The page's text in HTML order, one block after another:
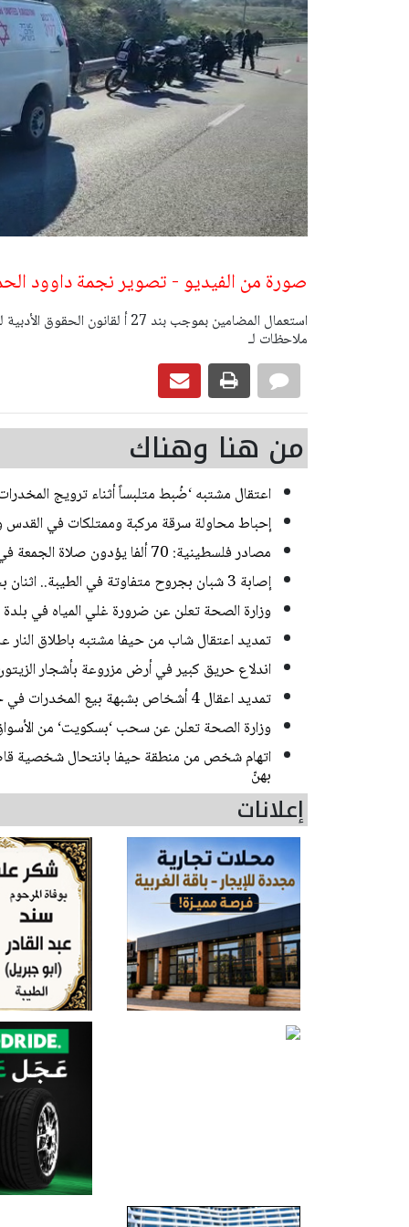
صورة من الفيديو - تصوير نجمة داوود
ملاحظات لـ
من هنا وهناك
اعتقال مشتبه ‘ضُبط متلبساً أثناء ترويج
إحباط محاولة سرقة مركبة وممتلكات في القدس
مصادر فلسطينية: 70 ألفا يؤدون صلاة الجمعة في المسجد الأقصى
إصابة 3 شبان بجروح متفاوتة في الطيبة.. اثنان بحالة خطيرة
وزارة الصحة تعلن عن ضرورة غلي المياه في
تمديد اعتقال شاب من حيفا مشتبه باطلاق
اندلاع حريق كبير في أرض مزروعة بأشجار
تمديد اعقال 4 أشخاص بشبهة بيع المخدرات في حي ضاحية البريد بالقدس
وزارة الصحة تعلن عن سحب ‘بسكويت‘ من
اتهام شخص من منطقة حيفا بانتحال شخصية
بهنّ
إعلانات